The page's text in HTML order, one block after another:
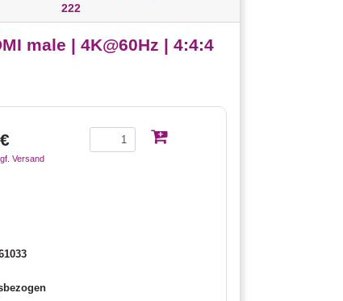
222
male | 4K@60Hz | 4:4:4
Versand